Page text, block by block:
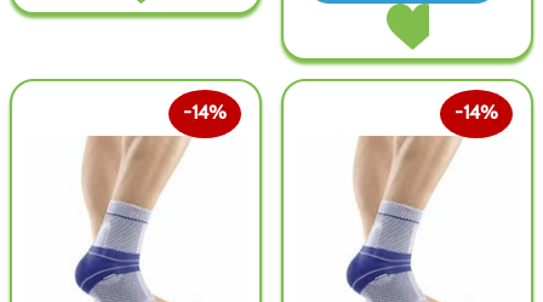
DX
wishlist
SX
3 al
carrello
3
14% 14%